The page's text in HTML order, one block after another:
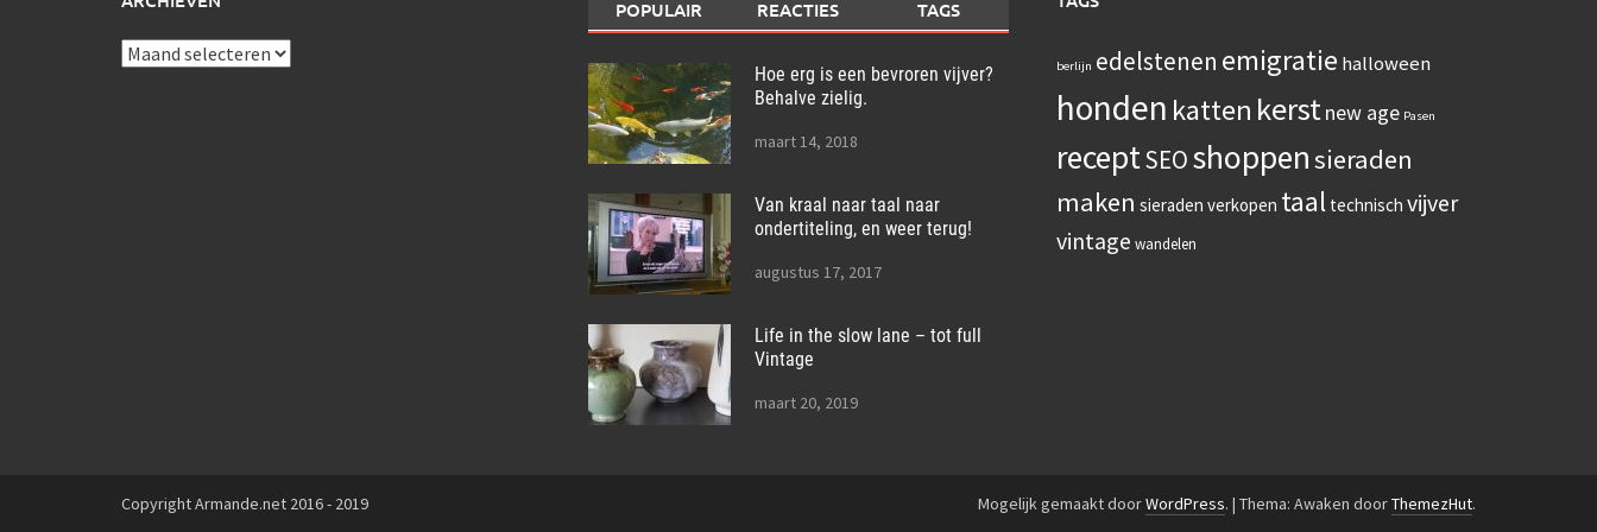
Archieven
POPULAIR REACTIES TAGS
Hoe erg is een bevroren vijver?
Behalve zielig.
maart 14, 2018
Van kraal naar taal naar
ondertiteling, en weer terug!
augustus 17, 2017
Life in the slow lane – tot full
Vintage
maart 20, 2019
berlijn edelstenen emigratie halloween
honden katten kerstnew age Pasen
receptSEOshoppensieraden
maken sieraden verkopen taal technisch vijver
vintage wandelen
Copyright Armande.net 2016 - 2019 Mogelijk gemaakt doorWordPress. | Thema: Awaken doorThemezHut.